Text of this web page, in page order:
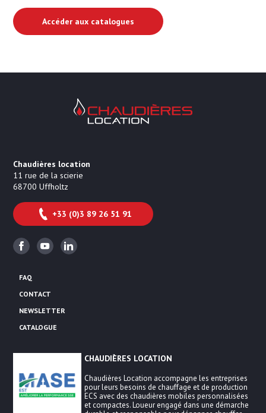
Chaudières Location Location de
Chaudières location
11 rue de la scierie
68700 Uffholtz
+33 (0)3 89 26 51 91
FacebookYoutubeLinkedin
FAQ
CONTACT
NEWSLETTER
CATALOGUE
CHAUDIÈRES LOCATION
Chaudières Location accompagne les entreprises
pour leurs besoins de chauffage et de production
ECS avec des chaudières mobiles personnalisées
et compactes. Loueur engagé dans une démarche